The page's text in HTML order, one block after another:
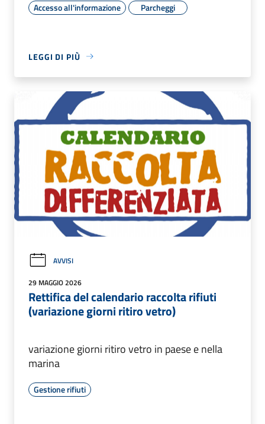
Accesso all'informazione Parcheggi
LEGGI DI PIÙ
AVVISI
29 MAGGIO 2026
Rettifica del calendario raccolta rifiuti
(variazione giorni ritiro vetro)
variazione giorni ritiro vetro in paese e nella
marina
Gestione rifiuti